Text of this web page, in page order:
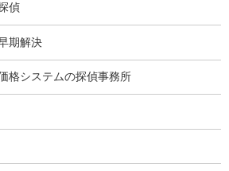
偵
期解決
格システムの探偵事務所